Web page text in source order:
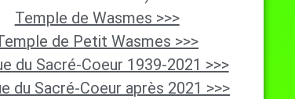
Temple de Wasmes >>>
de Petit Wasmes >>>
du Sacré-Coeur 1939-2021 >>>
du Sacré-Coeur après 2021 >>>